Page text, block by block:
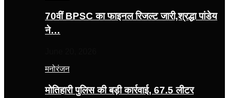
70वीं BPSC का फाइनल रिजल्ट जारी,श्रद्धा पांडेय
ने…
मनोरंजन
मोतिहारी पुलिस की बड़ी कार्रवाई, 67.5 लीटर